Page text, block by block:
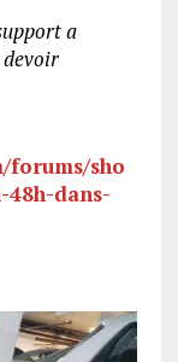
a
forums/sho
48h-dans-